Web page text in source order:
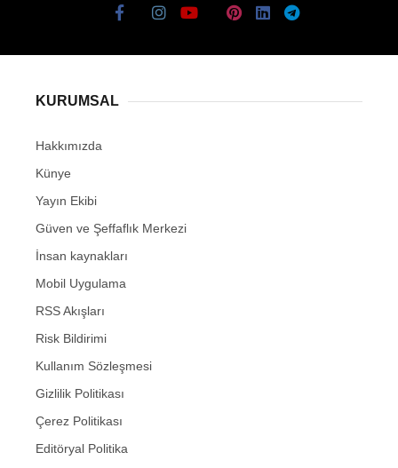
KURUMSAL
Hakkımızda
Künye
Yayın Ekibi
Güven ve Şeffaflık Merkezi
İnsan kaynakları
Mobil Uygulama
RSS Akışları
Risk Bildirimi
Kullanım Sözleşmesi
Gizlilik Politikası
Çerez Politikası
Editöryal Politika